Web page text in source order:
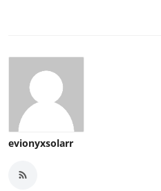
evionyxsolarr